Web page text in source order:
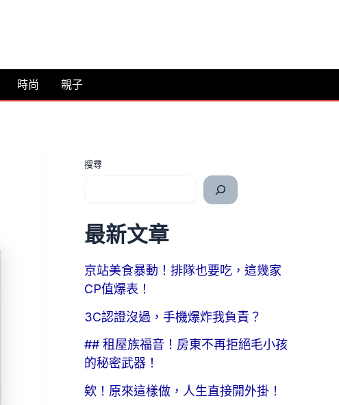
時尚 親子
搜尋
最新文章
京站美食暴動！排隊也要吃，這幾家
CP值爆表！
3C認證沒過，手機爆炸我負責？
## 租屋族福音！房東不再拒絕毛小孩
的秘密武器！
欸！原來這樣做，人生直接開外掛！